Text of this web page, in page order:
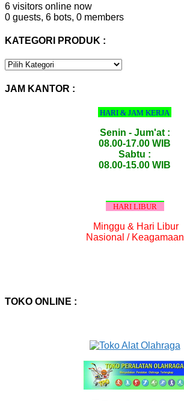
6 visitors online now
0 guests, 6 bots, 0 members
KATEGORI PRODUK :
KATEGORI
JAM KANTOR :
HARI & JAM KERJA
Senin - Jum'at :
08.00-17.00 WIB
Sabtu :
08.00-15.00 WIB
HARI LIBUR
Minggu & Hari Libur
Nasional / Keagamaan
TOKO ONLINE :